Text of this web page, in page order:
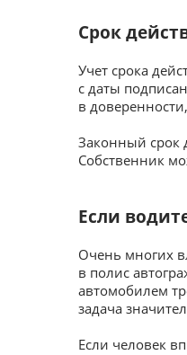
Срок
Учет срока
с даты
в
Законный срок
Собственник
Если
Очень многих
в полис
автомобилем
задача
Если человек